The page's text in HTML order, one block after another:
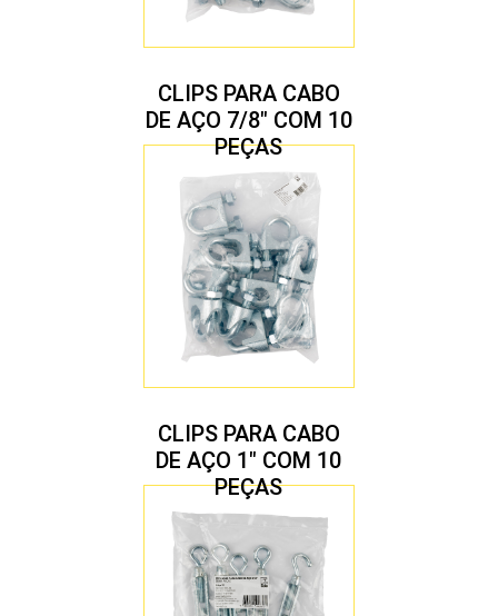
CLIPS PARA CABO
DE AÇO 7/8″ COM 10
PEÇAS
CLIPS PARA CABO
DE AÇO 1″ COM 10
PEÇAS